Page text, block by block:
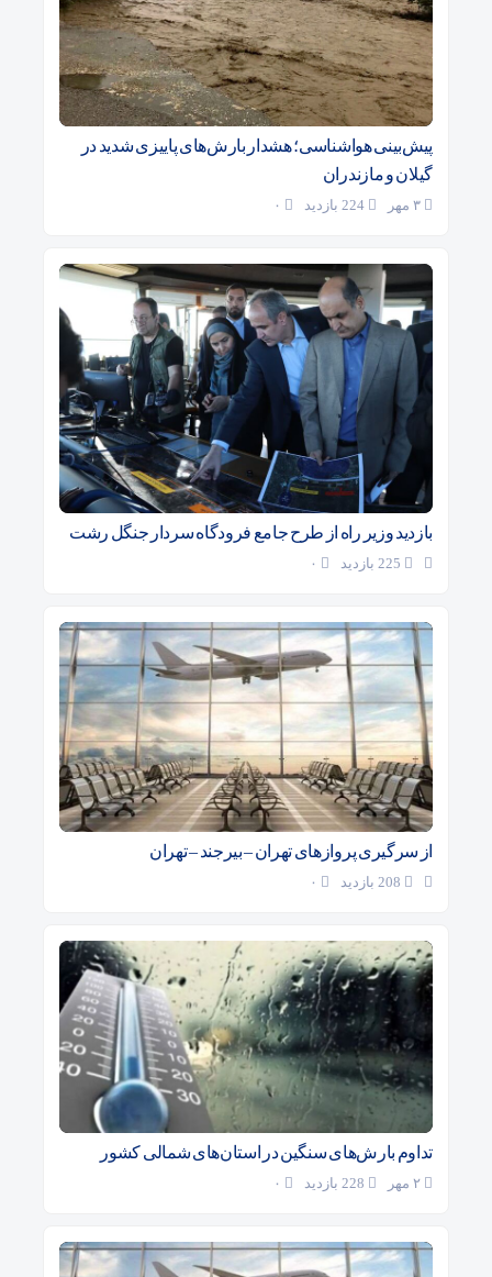
پیش‌بینی هواشناسی؛ هشدار بارش‌های پاییزی شدید در
گیلان و مازندران
۰
بازدید وزیر راه از طرح جامع فرودگاه سردار جنگل رشت
۰
از سرگیری پروازهای تهران – بیرجند – تهران
۰
تداوم بارش‌های سنگین در استان‌های شمالی کشور
۰